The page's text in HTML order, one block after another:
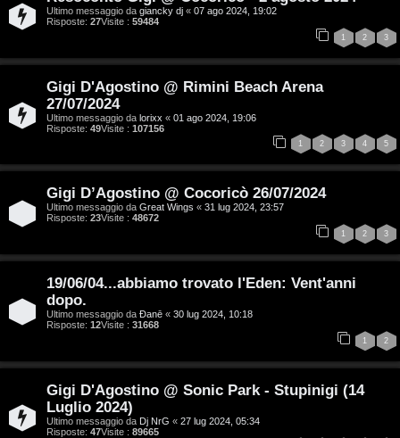
Ultimo messaggio da giancky dj « 07 ago 2024, 19:02
Risposte: 27Visite : 59484
1 2 3
Gigi D'Agostino @ Rimini Beach Arena
27/07/2024
Ultimo messaggio da lorixx « 01 ago 2024, 19:06
Risposte: 49Visite : 107156
1 2 3 4 5
Gigi D’Agostino @ Cocoricò 26/07/2024
Ultimo messaggio da Great Wings « 31 lug 2024, 23:57
Risposte: 23Visite : 48672
1 2 3
19/06/04...abbiamo trovato l'Eden: Vent'anni
dopo.
Ultimo messaggio da Đanē « 30 lug 2024, 10:18
Risposte: 12Visite : 31668
1 2
Gigi D'Agostino @ Sonic Park - Stupinigi (14
Luglio 2024)
Ultimo messaggio da Dj NrG « 27 lug 2024, 05:34
Risposte: 47Visite : 89665
S
t
r
:
G
g
i
D
’
g